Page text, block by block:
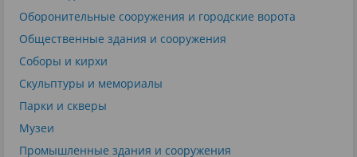
Оборонительные сооружения и городские ворота
Общественные здания и сооружения
Соборы и кирхи
Скульптуры и мемориалы
Парки и скверы
Музеи
Промышленные здания и сооружения